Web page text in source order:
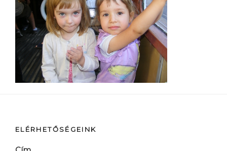
ELÉRHETŐSÉGEINK